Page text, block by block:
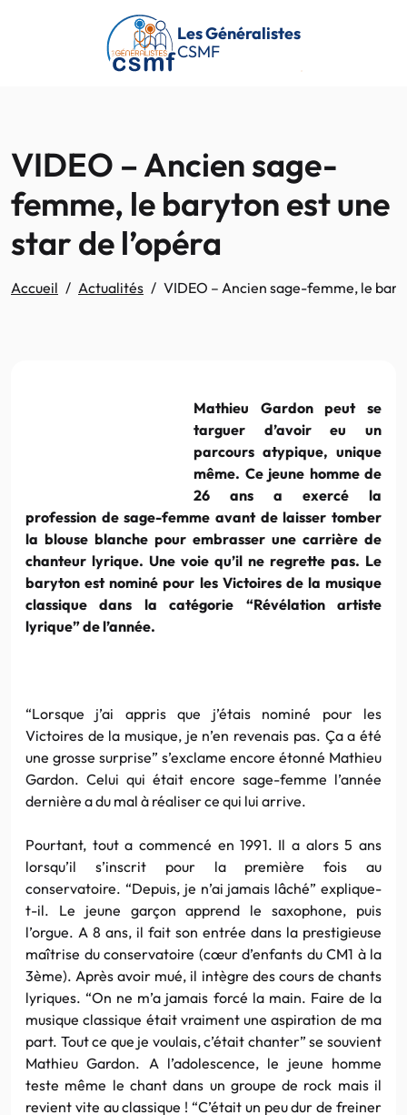
Passer au contenu principal
Les Généralistes
CSMF
VIDEO – Ancien sage-
femme, le baryton est une
star de l’opéra
Accueil Actualités VIDEO – Ancien sage-femme, le
Mathieu Gardon peut se
targuer d’avoir eu un
parcours atypique, unique
même. Ce jeune homme de
26 ans a exercé la
profession de sage-femme avant de laisser tomber
la blouse blanche pour embrasser une carrière de
chanteur lyrique. Une voie qu’il ne regrette pas. Le
baryton est nominé pour les Victoires de la musique
classique dans la catégorie “Révélation artiste
lyrique” de l’année.
“Lorsque j’ai appris que j’étais nominé pour les
Victoires de la musique, je n’en revenais pas. Ça a été
une grosse surprise” s’exclame encore étonné Mathieu
Gardon. Celui qui était encore sage-femme l’année
dernière a du mal à réaliser ce qui lui arrive.
Pourtant, tout a commencé en 1991. Il a alors 5 ans
lorsqu’il s’inscrit pour la première fois au
conservatoire. “Depuis, je n’ai jamais lâché” explique-
t-il. Le jeune garçon apprend le saxophone, puis
l’orgue. A 8 ans, il fait son entrée dans la prestigieuse
maîtrise du conservatoire (cœur d’enfants du CM1 à la
3ème). Après avoir mué, il intègre des cours de chants
lyriques. “On ne m’a jamais forcé la main. Faire de la
musique classique était vraiment une aspiration de ma
part. Tout ce que je voulais, c’était chanter” se souvient
Mathieu Gardon. A l’adolescence, le jeune homme
teste même le chant dans un groupe de rock mais il
revient vite au classique ! “C’était un peu dur de freiner